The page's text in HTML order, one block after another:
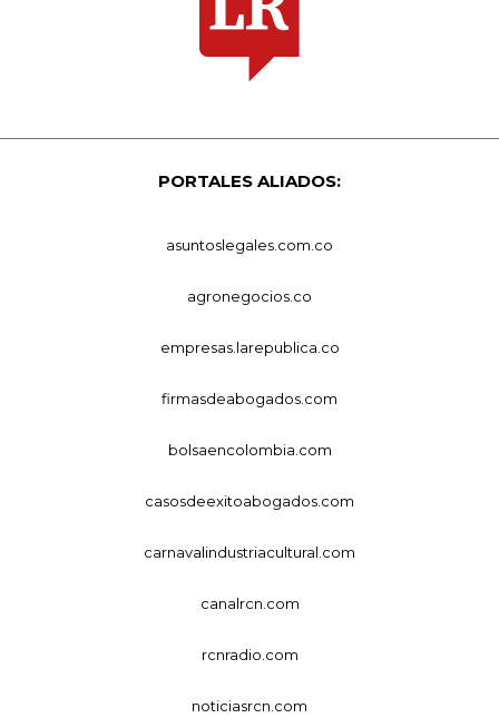
PORTALES ALIADOS:
asuntoslegales.com.co
agronegocios.co
empresas.larepublica.co
firmasdeabogados.com
bolsaencolombia.com
casosdeexitoabogados.com
carnavalindustriacultural.com
canalrcn.com
rcnradio.com
noticiasrcn.com